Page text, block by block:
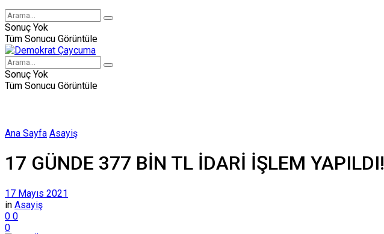
Sonuç Yok
Tüm Sonucu Görüntüle
Sonuç Yok
Tüm Sonucu Görüntüle
Ana Sayfa Asayiş
17 GÜNDE 377 BİN TL İDARİ İŞLEM YAPILDI!
17 Mayıs 2021
in Asayiş
0 0
0